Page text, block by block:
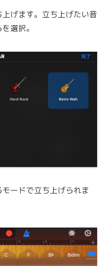
げます。立ち上げたい音
選択。
モードで立ち上げられま